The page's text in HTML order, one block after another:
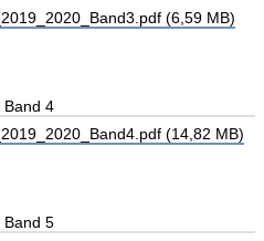
(6,59 MB)
Band 4
(14,82 MB)
Band 5